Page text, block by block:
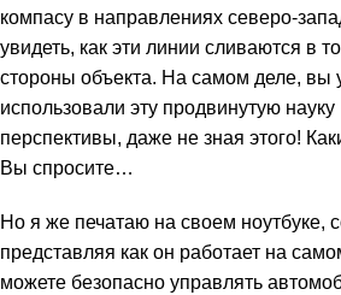
компасу в направлениях северо-
увидеть, как эти линии сливаются в
стороны объекта. На самом деле, вы
использовали эту продвинутую
перспективы, даже не зная этого!
Вы спросите…
Но я же печатаю на своем ноутбуке,
представляя как он работает на
можете безопасно управлять